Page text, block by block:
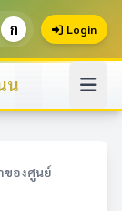
ก Login
น
ของศูนย์